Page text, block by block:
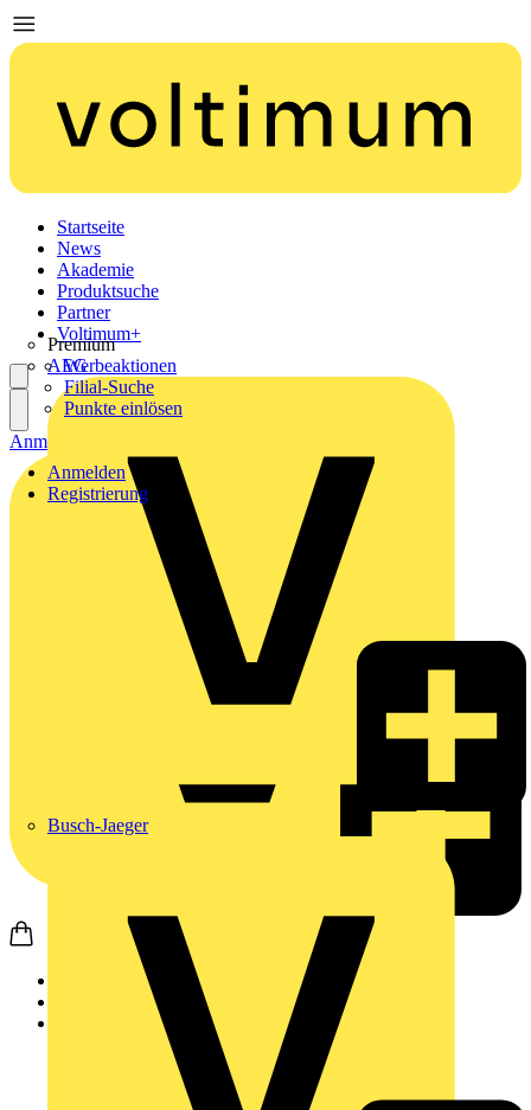
Startseite
News
Akademie
Produktsuche
Partner
Premium
AEG
Busch-Jaeger
Voltimum+
Werbeaktionen
Filial-Suche
Punkte einlösen
Anmelden
Registrierung
Anmelden